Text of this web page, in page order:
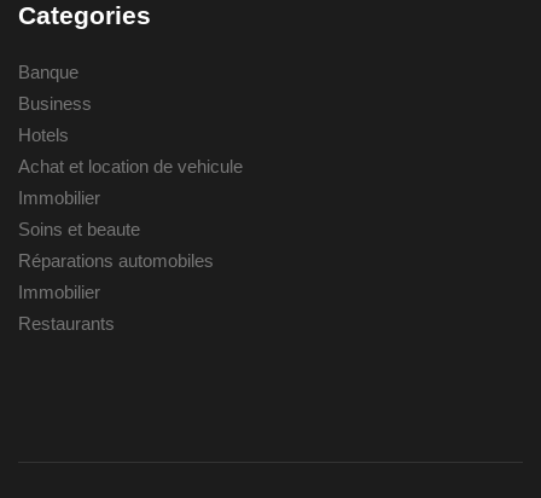
Categories
Banque
Business
Hotels
Achat et location de vehicule
Immobilier
Soins et beaute
Réparations automobiles
Immobilier
Restaurants